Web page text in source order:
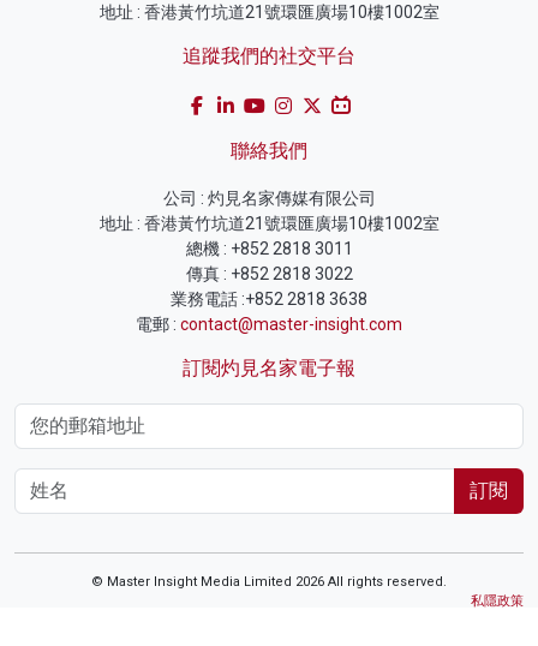
地址 : 香港黃竹坑道21號環匯廣場10樓1002室
追蹤我們的社交平台
聯絡我們
公司 : 灼見名家傳媒有限公司
地址 : 香港黃竹坑道21號環匯廣場10樓1002室
總機 : +852 2818 3011
傳真 : +852 2818 3022
業務電話 :+852 2818 3638
電郵 : contact@master-insight.com
訂閱灼見名家電子報
訂閱
© Master Insight Media Limited 2026 All rights reserved.
私隱政策